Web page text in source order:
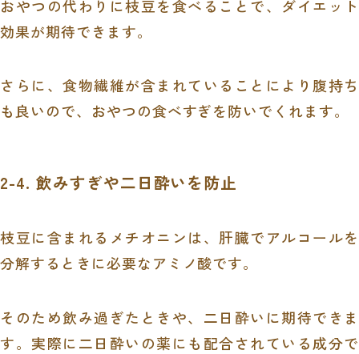
おやつの代わりに枝豆を食べることで、ダイエット
効果が期待できます。
さらに、食物繊維が含まれていることにより腹持ち
も良いので、おやつの食べすぎを防いでくれます。
2-4. 飲みすぎや二日酔いを防止
枝豆に含まれるメチオニンは、肝臓でアルコールを
分解するときに必要なアミノ酸です。
そのため飲み過ぎたときや、二日酔いに期待できま
す。実際に二日酔いの薬にも配合されている成分で